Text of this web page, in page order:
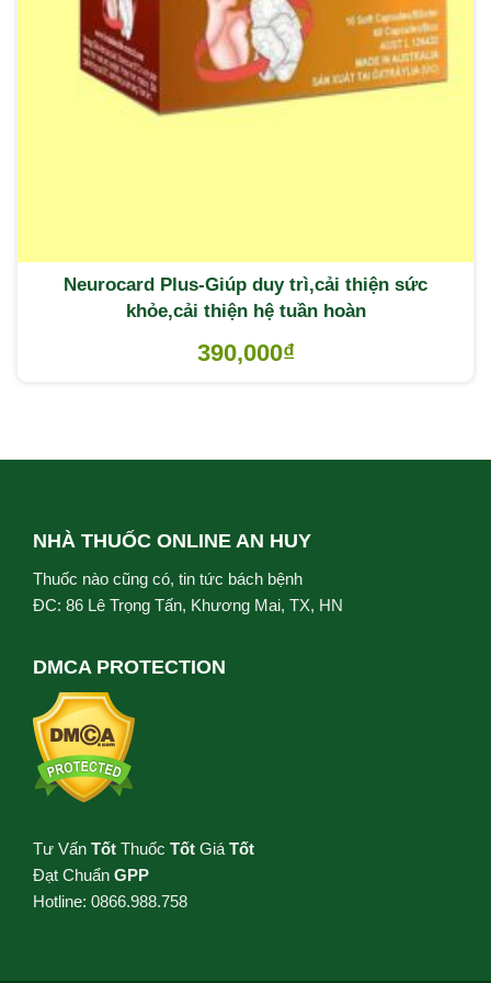
Neurocard Plus-Giúp duy trì,cải thiện sức
khỏe,cải thiện hệ tuần hoàn
390,000₫
NHÀ THUỐC ONLINE AN HUY
Thuốc nào cũng có, tin tức bách bệnh
ĐC: 86 Lê Trọng Tấn, Khương Mai, TX, HN
DMCA PROTECTION
Tư Vấn Tốt Thuốc Tốt Giá Tốt
Đạt Chuẩn GPP
Hotline: 0866.988.758